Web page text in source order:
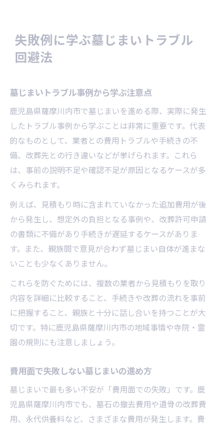
失敗例に学ぶ墓じまいトラブル
回避法
墓じまいトラブル事例から学ぶ注意点
鹿児島県薩摩川内市で墓じまいを進める際、実際に発生
したトラブル事例から学ぶことは非常に重要です。代表
的なものとして、業者との費用トラブルや手続きの不
備、改葬先との行き違いなどが挙げられます。これら
は、事前の説明不足や確認不足が原因となるケースが多
くみられます。
例えば、見積もり時に含まれていなかった追加費用が後
から発生し、想定外の負担となる事例や、改葬許可申請
の書類に不備があり手続きが遅延するケースがありま
す。また、親族間で意見が合わず墓じまい自体が進まな
いことも少なくありません。
これらを防ぐためには、複数の業者から見積もりを取り
内容を詳細に比較すること、手続きや改葬の流れを事前
に把握すること、親族と十分に話し合いを持つことが大
切です。特に鹿児島県薩摩川内市の地域事情や寺院・霊
園の規則にも注意しましょう。
費用面で失敗しない墓じまいの進め方
墓じまいで最も多い不安が「費用面での失敗」です。鹿
児島県薩摩川内市でも、墓石の撤去費用や遺骨の改葬費
用、永代供養料など、さまざまな費用が発生します。費